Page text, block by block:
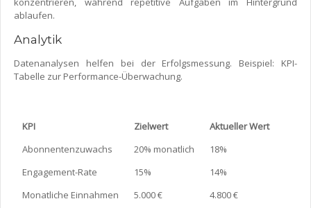
ablaufen.
Analytik
Datenanalysen helfen bei der Erfolgsmessung. Beispiel: KPI-
Tabelle zur Performance-Überwachung.
KPI Zielwert
Aktueller Wert
Abonnentenzuwachs
20% monatlich
18%
Engagement-Rate
15%
14%
Monatliche Einnahmen
5.000 € 4.800 €